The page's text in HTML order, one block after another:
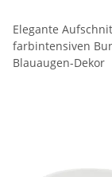
Elegante
farbintensiven
Blauaugen-Dekor